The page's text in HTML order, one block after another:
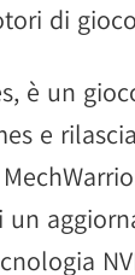
di
è un
e
un